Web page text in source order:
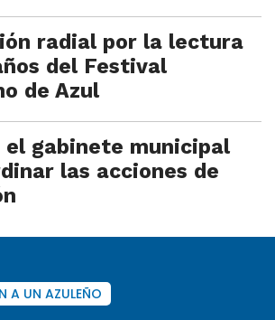
radial por la lectura
del Festival
de Azul
el gabinete municipal
las acciones de
A UN AZULEÑO